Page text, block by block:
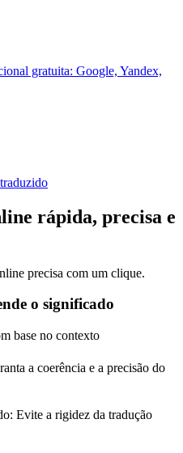
gratuita: Google, Yandex,
rápida, precisa e
precisa com um clique.
o significado
base no contexto
a coerência e a precisão do
Evite a rigidez da tradução